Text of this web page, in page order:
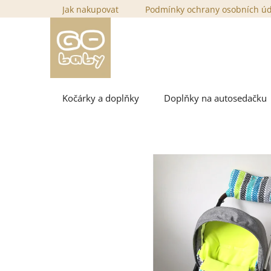
na
Jak nakupovat Podmínky ochrany osobních
Kočárky a doplňky Doplňky na autosedačku